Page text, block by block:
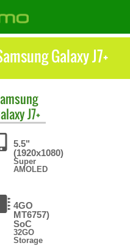
Galaxy J7+
J7+
5.5"
(1920x1080)
Super
AMOLED
4GO
MT6757)
SoC
32GO
Storage